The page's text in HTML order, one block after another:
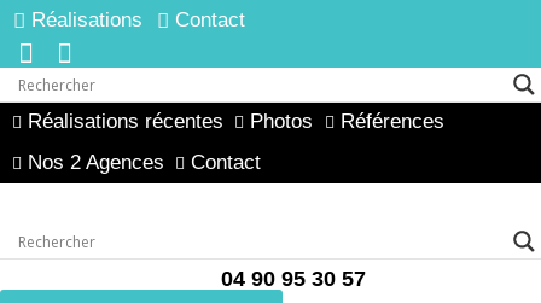
Réalisations Contact
Réalisations récentes Photos
Références
Nos 2 Agences
Contact
04 90 95 30 57